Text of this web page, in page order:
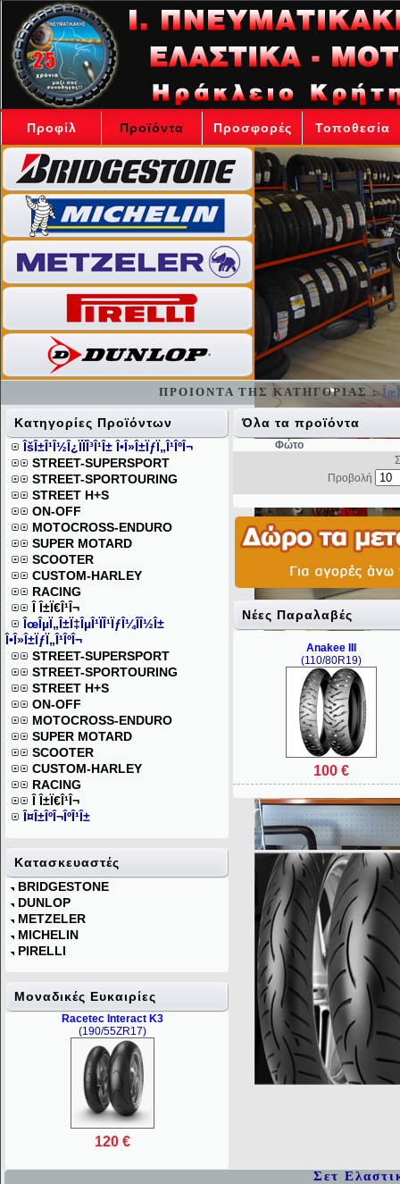
Προφίλ Προϊόντα Προσφορές Τοποθεσία
ΠΡΟΙΟΝΤΑ ΤΗΣ ΚΑΤΗΓΟΡΙΑΣ :
Κατηγορίες Προϊόντων
ÎšÎ±Î¹Î½Î¿ÏÏÎ³Î¹Î± Î•Î»Î±ÏƒÏ„Î¹ÎºÎ¬
STREET-SUPERSPORT
STREET-SPORTOURING
STREET H+S
ON-OFF
MOTOCROSS-ENDURO
SUPER MOTARD
SCOOTER
CUSTOM-HARLEY
RACING
Î Î±Ï€Î¹Î¬
ÎœÎµÏ„Î±Ï‡ÎµÎ¹ÏÎ¹ÏƒÎ¼Î­Î½Î±
Î•Î»Î±ÏƒÏ„Î¹ÎºÎ¬
STREET-SUPERSPORT
STREET-SPORTOURING
STREET H+S
ON-OFF
MOTOCROSS-ENDURO
SUPER MOTARD
SCOOTER
CUSTOM-HARLEY
RACING
Î Î±Ï€Î¹Î¬
Î¤Î±ÎºÎ¬ÎºÎ¹Î±
Κατασκευαστές
BRIDGESTONE
DUNLOP
METZELER
MICHELIN
PIRELLI
Mοναδικές Ευκαιρίες
Racetec Interact K3
(190/55ZR17)
120 €
Όλα τα προϊόντα
Φώτο
Προβολή
Νέες Παραλαβές
Anakee III
(110/80R19)
100 €
Σετ